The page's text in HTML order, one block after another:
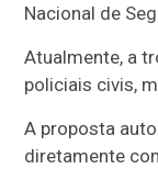
Nacional de
Atualmente, a
policiais civis,
A proposta
diretamente